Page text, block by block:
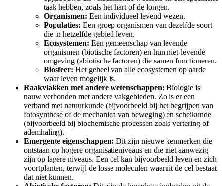
taak hebben, zoals het hart of de longen.
Organismen: Een individueel levend wezen.
Populaties: Een groep organismen van dezelfde soort
die in hetzelfde gebied leven.
Ecosystemen: Een gemeenschap van levende
organismen (biotische factoren) en hun niet-levende
omgeving (abiotische factoren) die samen functioneren.
Biosfeer: Het geheel van alle ecosystemen op aarde
waar leven mogelijk is.
Raakvlakken met andere wetenschappen: Biologie is
nauw verbonden met andere vakgebieden. Zo is er een
verband met natuurkunde (bijvoorbeeld bij het begrijpen van
fotosynthese of de mechanica van beweging) en scheikunde
(bijvoorbeeld bij biochemische processen zoals vertering of
ademhaling).
Emergente eigenschappen: Dit zijn nieuwe kenmerken die
ontstaan op hogere organisatieniveaus en die niet aanwezig
zijn op lagere niveaus. Een cel kan bijvoorbeeld leven en zich
voortplanten, terwijl de losse moleculen waaruit de cel bestaat
dat niet kunnen.